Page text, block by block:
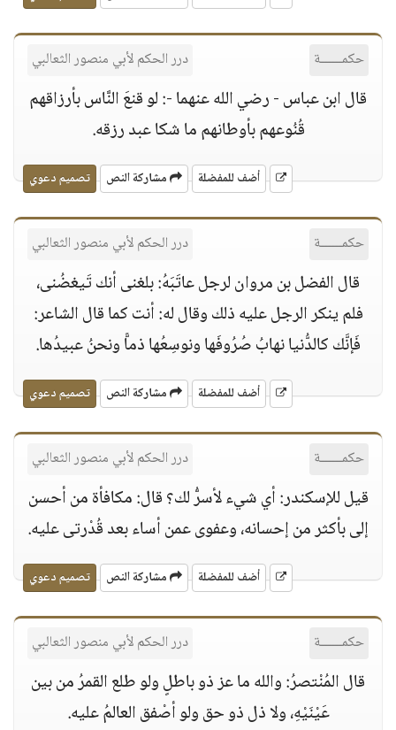
حكمــــــة درر الحكم لأبي منصور الثعالبي
قال ابن عباس - رضي الله عنهما -: لو قنعَ النَّاس بأرزاقهم
قُنُوعهم بأوطانهم ما شكا عبد رزقه.
أضف للمفضلة مشاركة النص تصميم دعوي
حكمــــــة درر الحكم لأبي منصور الثعالبي
قال الفضل بن مروان لرجل عاتَبَهُ: بلغنى أنك تَيغضُنى،
فلم ينكر الرجل عليه ذلك وقال له: أنت كما قال الشاعر:
فَإنَّك كالدُّنيا نهابُ صُرُوفَها ونوسِعُها ذماًّ ونحنُ عبيدُها.
أضف للمفضلة مشاركة النص تصميم دعوي
حكمــــــة درر الحكم لأبي منصور الثعالبي
قيل للإسكندر: أي شيء لأسرُّ لك؟ قال: مكافأة من أحسن
إلى بأكثر من إحسانه، وعفوى عمن أساء بعد قُدْرتى عليه.
أضف للمفضلة مشاركة النص تصميم دعوي
حكمــــــة درر الحكم لأبي منصور الثعالبي
قال المُنْتصرُ: والله ما عز ذو باطلٍ ولو طلع القمرُ من بين
عَيْنَيْهِ، ولا ذل ذو حق ولو أصْفق العالمُ عليه.